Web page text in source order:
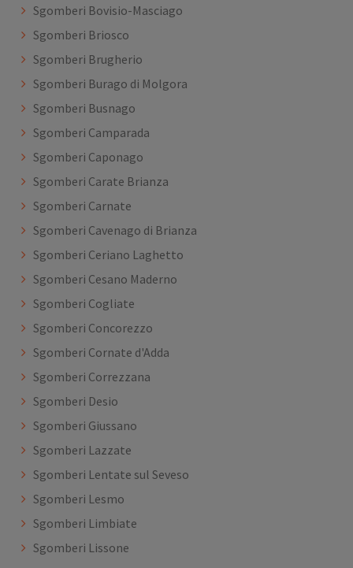
Sgomberi Bovisio-Masciago
Sgomberi Briosco
Sgomberi Brugherio
Sgomberi Burago di Molgora
Sgomberi Busnago
Sgomberi Camparada
Sgomberi Caponago
Sgomberi Carate Brianza
Sgomberi Carnate
Sgomberi Cavenago di Brianza
Sgomberi Ceriano Laghetto
Sgomberi Cesano Maderno
Sgomberi Cogliate
Sgomberi Concorezzo
Sgomberi Cornate d'Adda
Sgomberi Correzzana
Sgomberi Desio
Sgomberi Giussano
Sgomberi Lazzate
Sgomberi Lentate sul Seveso
Sgomberi Lesmo
Sgomberi Limbiate
Sgomberi Lissone